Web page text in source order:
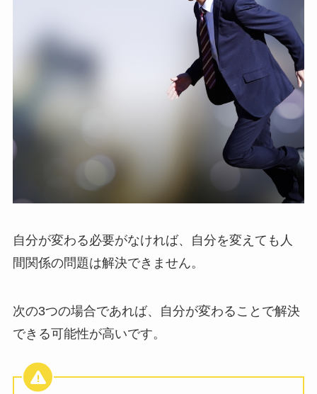
自分が変わる必要がなければ、自分を変えても人
間関係の問題は解決できません。
次の3つの場合であれば、自分が変わることで解決
できる可能性が高いです。